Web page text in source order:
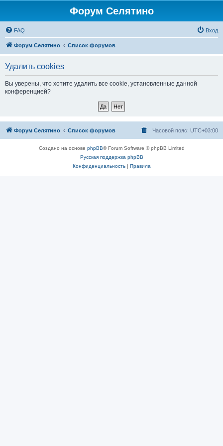
Форум Селятино
FAQ Вход
Форум Селятино Список форумов
Удалить cookies
Вы уверены, что хотите удалить все cookie, установленные данной
конференцией?
Форум Селятино Список форумов Часовой пояс: UTC+03:00
Создано на основе phpBB® Forum Software © phpBB Limited
Русская поддержка phpBB
Конфиденциальность| Правила